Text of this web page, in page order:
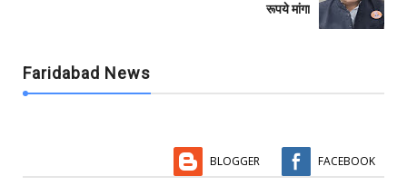
रूपये मांगा
Faridabad News
BLOGGER FACEBOOK